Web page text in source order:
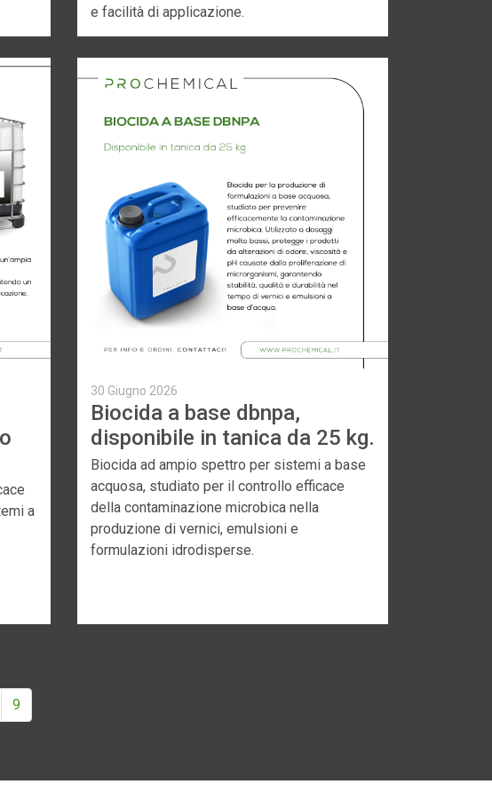
e facilità di applicazione.
a
30 Giugno 2026
Biocida a base dbnpa,
disponibile in tanica da 25 kg.
Biocida ad ampio spettro per sistemi a base
acquosa, studiato per il controllo efficace
della contaminazione microbica nella
produzione di vernici, emulsioni e
formulazioni idrodisperse.
9